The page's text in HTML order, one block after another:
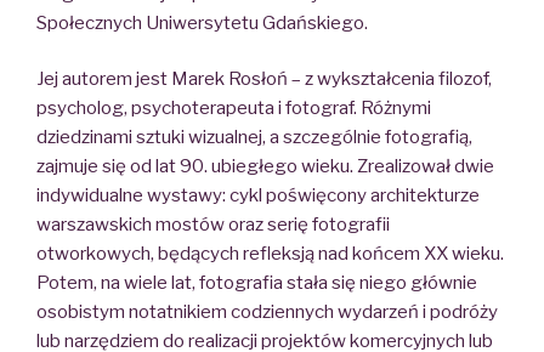
Społecznych Uniwersytetu Gdańskiego.
Jej autorem jest Marek Rosłoń – z wykształcenia filozof,
psycholog, psychoterapeuta i fotograf. Różnymi
dziedzinami sztuki wizualnej, a szczególnie fotografią,
zajmuje się od lat 90. ubiegłego wieku. Zrealizował dwie
indywidualne wystawy: cykl poświęcony architekturze
warszawskich mostów oraz serię fotografii
otworkowych, będących refleksją nad końcem XX wieku.
Potem, na wiele lat, fotografia stała się niego głównie
osobistym notatnikiem codziennych wydarzeń i podróży
lub narzędziem do realizacji projektów komercyjnych lub